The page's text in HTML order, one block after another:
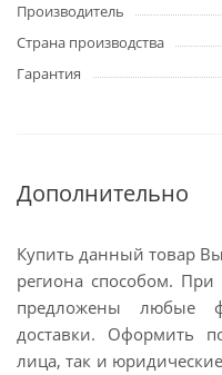
Производитель
Страна производства
Гарантия
Дополнительно
Купить данный товар
региона способом.
предложены любые
доставки. Оформить
лица, так и